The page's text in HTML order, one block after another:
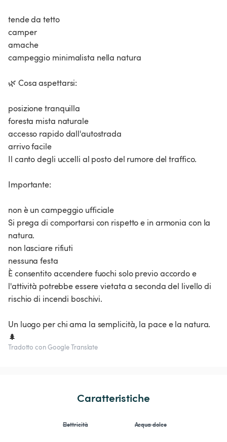
tende da tetto
camper
amache
campeggio minimalista nella natura
🌿 Cosa aspettarsi:
posizione tranquilla
foresta mista naturale
accesso rapido dall'autostrada
arrivo facile
Il canto degli uccelli al posto del rumore del traffico.
Importante:
non è un campeggio ufficiale
Si prega di comportarsi con rispetto e in armonia con la
natura.
non lasciare rifiuti
nessuna festa
È consentito accendere fuochi solo previo accordo e
l'attività potrebbe essere vietata a seconda del livello di
rischio di incendi boschivi.
Un luogo per chi ama la semplicità, la pace e la natura.
🌲
Tradotto con Google Translate
Caratteristiche
Elettricità Acqua dolce